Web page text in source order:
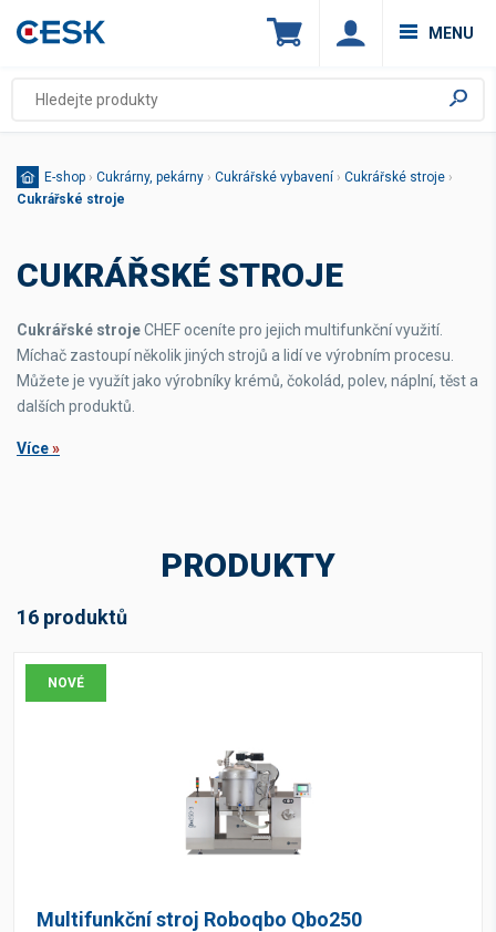
MENU
E-shop › Cukrárny, pekárny › Cukrářské vybavení › Cukrářské stroje ›
Cukrářské stroje
CUKRÁŘSKÉ STROJE
Cukrářské strojeCHEF oceníte pro jejich multifunkční využití.
Míchač zastoupí několik jiných strojů a lidí ve výrobním procesu.
Můžete je využít jako výrobníky krémů, čokolád, polev, náplní, těst a
dalších produktů.
Více»
PRODUKTY
16 produktů
NOVÉ
Multifunkční stroj Roboqbo Qbo250